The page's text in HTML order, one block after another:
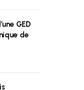
GED
de